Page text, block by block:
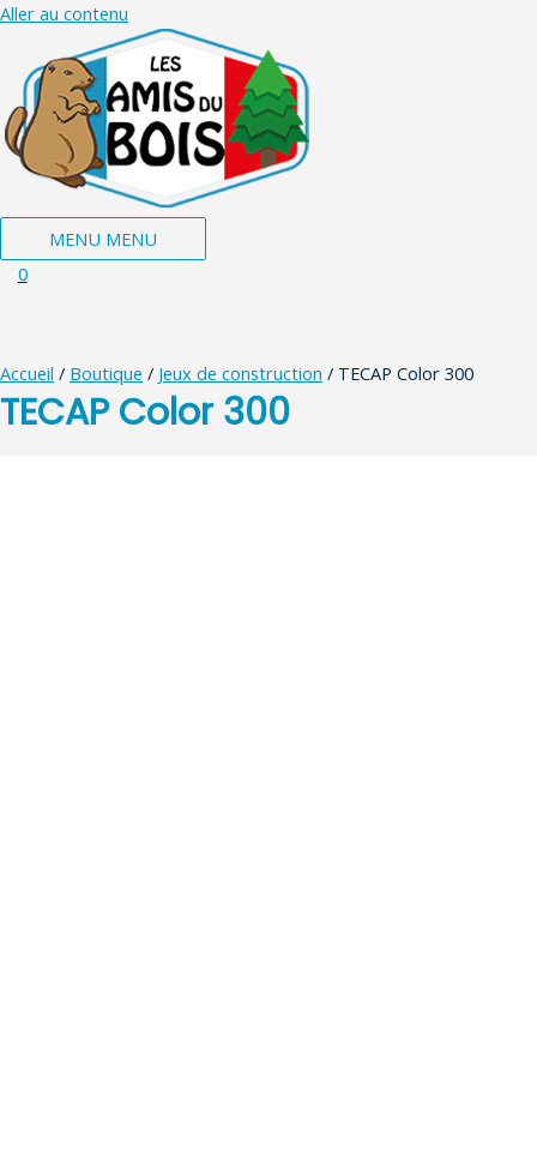
Aller au contenu
MENU MENU
0
Accueil / Boutique / Jeux de construction / TECAP Color 300
TECAP Color 300